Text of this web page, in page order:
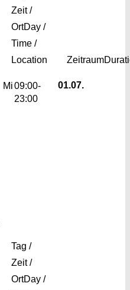
Zeit /
OrtDay /
Time /
Location
Zeitraum
Mi09:00-
23:00
01.07.
Tag /
Zeit /
OrtDay /